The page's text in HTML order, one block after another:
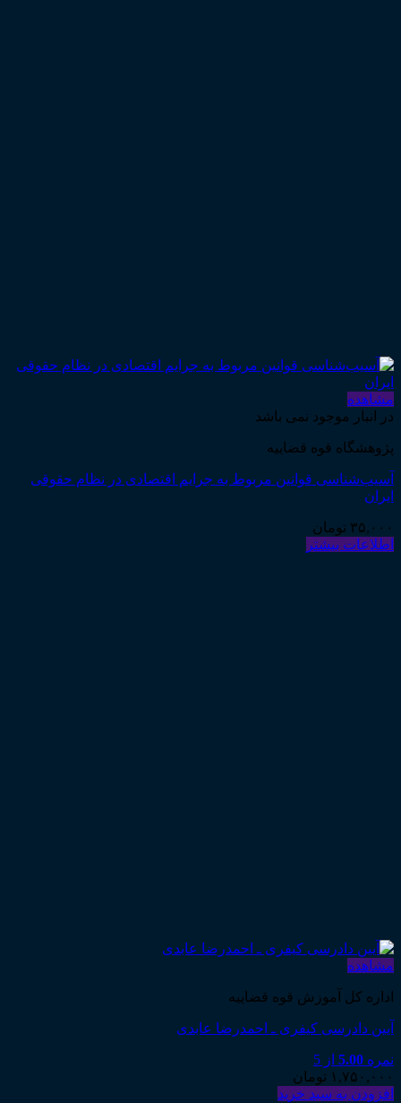
مشاهده
در انبار موجود نمی باشد
پژوهشگاه قوه قضاییه
آسیب‌شناسی قوانین مربوط به جرایم اقتصادی در نظام حقوقی
ایران
۳۵,۰۰۰ تومان
اطلاعات بیشتر
مشاهده
اداره کل آموزش قوه قضاییه
آیین دادرسی کیفری ـ احمدرضا عابدی
نمره 5.00 از 5
۱,۷۵۰,۰۰۰ تومان
افزودن به سبد خرید